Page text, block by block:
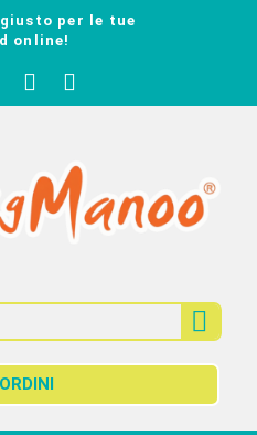
per le tue
online!